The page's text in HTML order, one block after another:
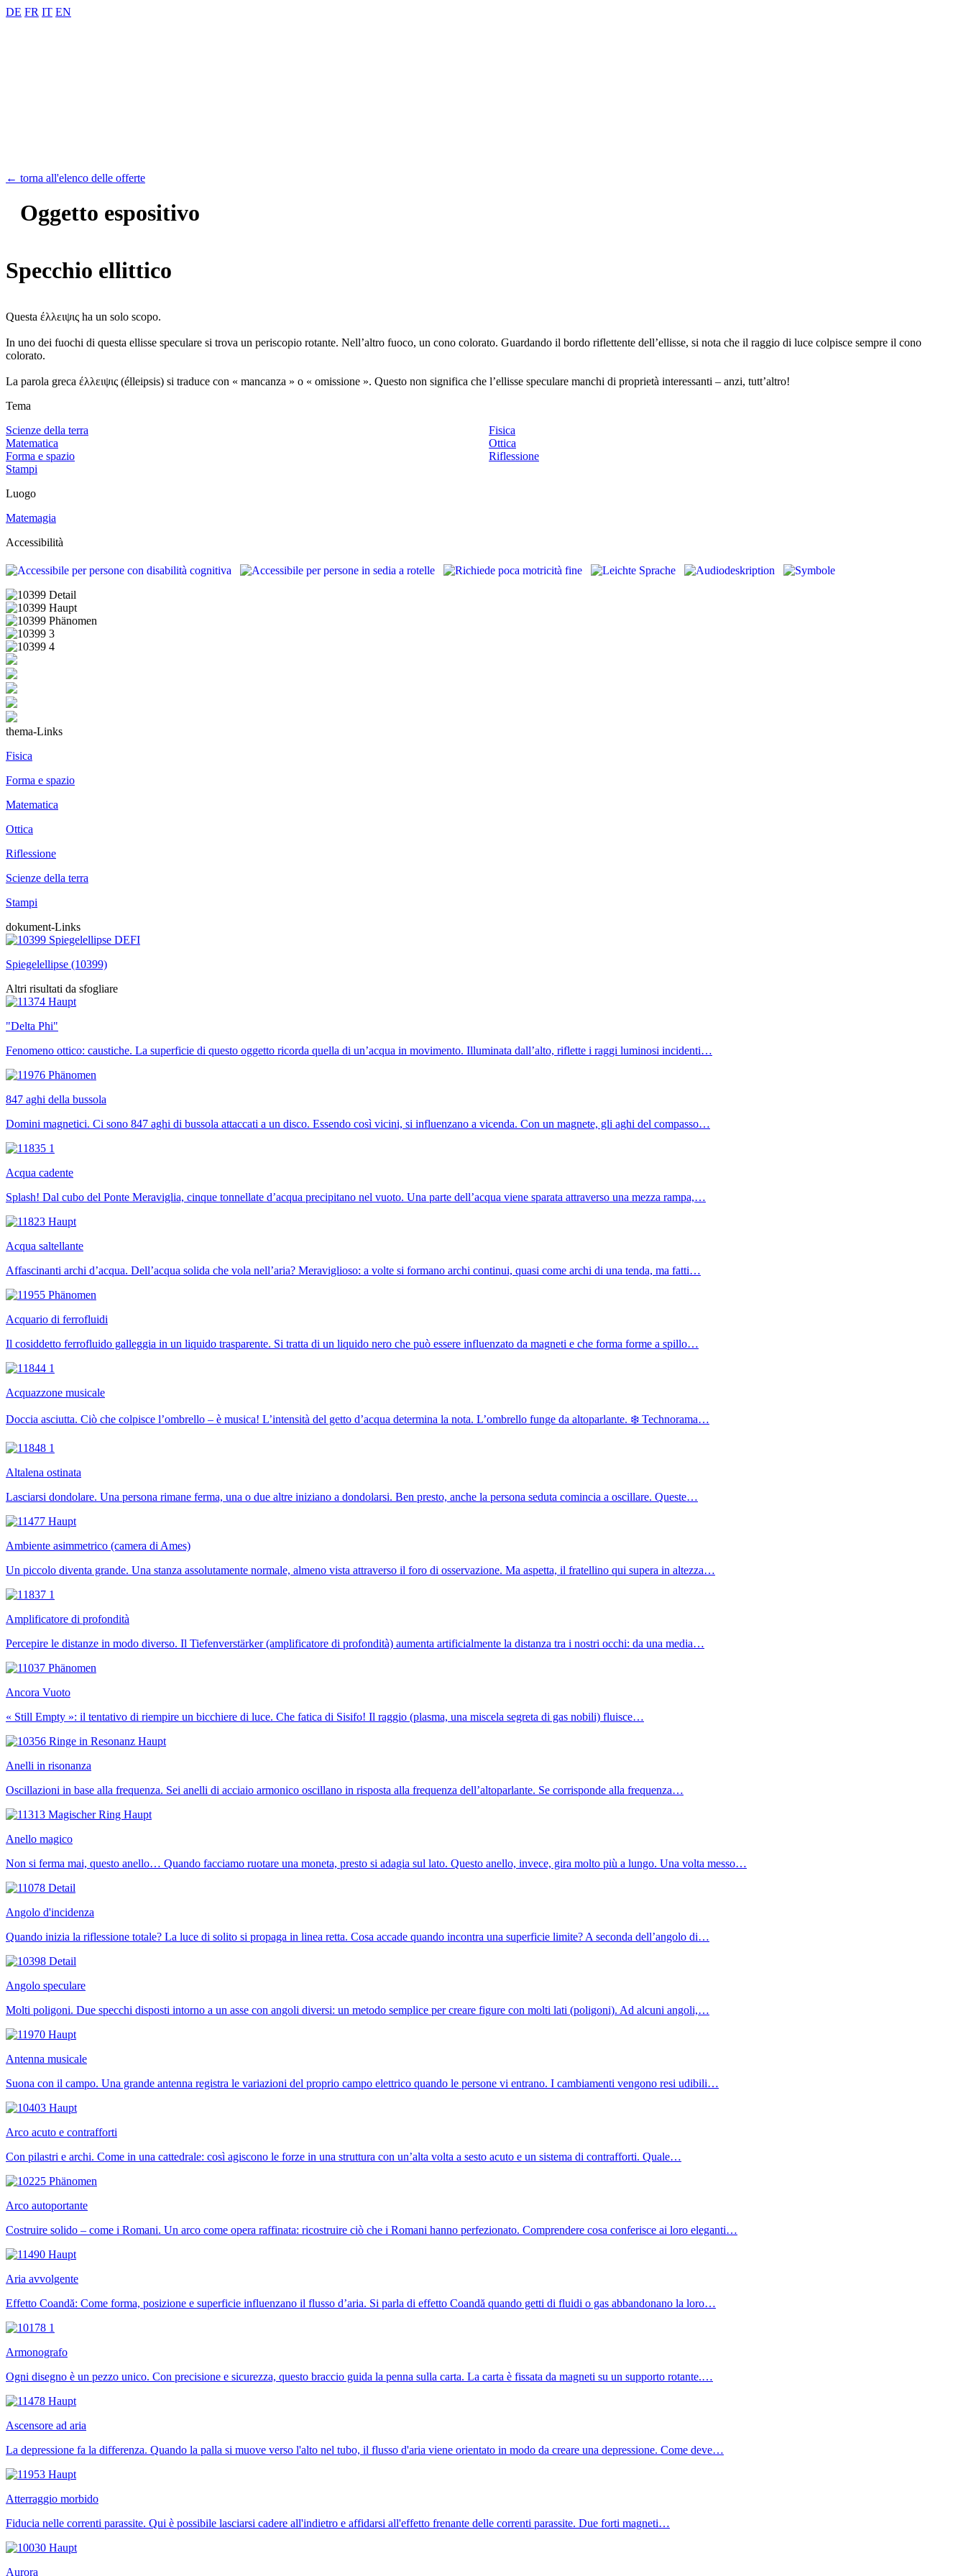
DE FR IT EN
← torna all'elenco delle offerte
Oggetto espositivo
Specchio ellittico
Questa έλλειψις ha un solo scopo.
In uno dei fuochi di questa ellisse speculare si trova un periscopio rotante. Nell’altro fuoco, un cono colorato. Guardando il bordo riflettente dell’ellisse, si nota che il raggio di luce colpisce sempre il cono
colorato.
La parola greca έλλειψις (élleipsis) si traduce con « mancanza » o « omissione ». Questo non significa che l’ellisse speculare manchi di proprietà interessanti – anzi, tutt’altro!
Tema
Scienze della terra
Matematica
Forma e spazio
Stampi
Fisica
Ottica
Riflessione
Luogo
Matemagia
Accessibilità
thema-Links
Fisica
Forma e spazio
Matematica
Ottica
Riflessione
Scienze della terra
Stampi
dokument-Links
Spiegelellipse (10399)
Altri risultati da sfogliare
"Delta Phi"
Fenomeno ottico: caustiche. La superficie di questo oggetto ricorda quella di un’acqua in movimento. Illuminata dall’alto, riflette i raggi luminosi incidenti…
847 aghi della bussola
Domini magnetici. Ci sono 847 aghi di bussola attaccati a un disco. Essendo così vicini, si influenzano a vicenda. Con un magnete, gli aghi del compasso…
Acqua cadente
Splash! Dal cubo del Ponte Meraviglia, cinque tonnellate d’acqua precipitano nel vuoto. Una parte dell’acqua viene sparata attraverso una mezza rampa,…
Acqua saltellante
Affascinanti archi d’acqua. Dell’acqua solida che vola nell’aria? Meraviglioso: a volte si formano archi continui, quasi come archi di una tenda, ma fatti…
Acquario di ferrofluidi
Il cosiddetto ferrofluido galleggia in un liquido trasparente. Si tratta di un liquido nero che può essere influenzato da magneti e che forma forme a spillo…
Acquazzone musicale
Doccia asciutta. Ciò che colpisce l’ombrello – è musica! L’intensità del getto d’acqua determina la nota. L’ombrello funge da altoparlante. ❄️ Technorama…
Altalena ostinata
Lasciarsi dondolare. Una persona rimane ferma, una o due altre iniziano a dondolarsi. Ben presto, anche la persona seduta comincia a oscillare. Queste…
Ambiente asimmetrico (camera di Ames)
Un piccolo diventa grande. Una stanza assolutamente normale, almeno vista attraverso il foro di osservazione. Ma aspetta, il fratellino qui supera in altezza…
Amplificatore di profondità
Percepire le distanze in modo diverso. Il Tiefenverstärker (amplificatore di profondità) aumenta artificialmente la distanza tra i nostri occhi: da una media…
Ancora Vuoto
« Still Empty »: il tentativo di riempire un bicchiere di luce. Che fatica di Sisifo! Il raggio (plasma, una miscela segreta di gas nobili) fluisce…
Anelli in risonanza
Oscillazioni in base alla frequenza. Sei anelli di acciaio armonico oscillano in risposta alla frequenza dell’altoparlante. Se corrisponde alla frequenza…
Anello magico
Non si ferma mai, questo anello… Quando facciamo ruotare una moneta, presto si adagia sul lato. Questo anello, invece, gira molto più a lungo. Una volta messo…
Angolo d'incidenza
Quando inizia la riflessione totale? La luce di solito si propaga in linea retta. Cosa accade quando incontra una superficie limite? A seconda dell’angolo di…
Angolo speculare
Molti poligoni. Due specchi disposti intorno a un asse con angoli diversi: un metodo semplice per creare figure con molti lati (poligoni). Ad alcuni angoli,…
Antenna musicale
Suona con il campo. Una grande antenna registra le variazioni del proprio campo elettrico quando le persone vi entrano. I cambiamenti vengono resi udibili…
Arco acuto e contrafforti
Con pilastri e archi. Come in una cattedrale: così agiscono le forze in una struttura con un’alta volta a sesto acuto e un sistema di contrafforti. Quale…
Arco autoportante
Costruire solido – come i Romani. Un arco come opera raffinata: ricostruire ciò che i Romani hanno perfezionato. Comprendere cosa conferisce ai loro eleganti…
Aria avvolgente
Effetto Coandă: Come forma, posizione e superficie influenzano il flusso d’aria. Si parla di effetto Coandă quando getti di fluidi o gas abbandonano la loro…
Armonografo
Ogni disegno è un pezzo unico. Con precisione e sicurezza, questo braccio guida la penna sulla carta. La carta è fissata da magneti su un supporto rotante.…
Ascensore ad aria
La depressione fa la differenza. Quando la palla si muove verso l'alto nel tubo, il flusso d'aria viene orientato in modo da creare una depressione. Come deve…
Atterraggio morbido
Fiducia nelle correnti parassite. Qui è possibile lasciarsi cadere all'indietro e affidarsi all'effetto frenante delle correnti parassite. Due forti magneti…
Aurora